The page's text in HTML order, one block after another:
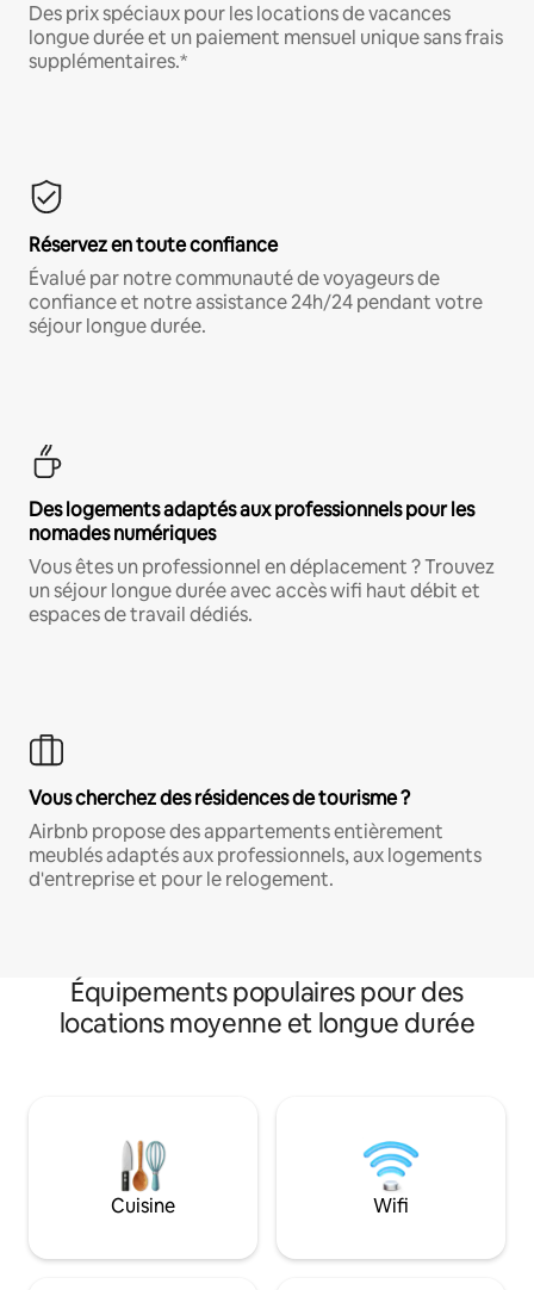
Des prix spéciaux pour les locations de vacances
longue durée et un paiement mensuel unique sans frais
supplémentaires.*
Réservez en toute confiance
Évalué par notre communauté de voyageurs de
confiance et notre assistance 24h/24 pendant votre
séjour longue durée.
Des logements adaptés aux professionnels pour les
nomades numériques
Vous êtes un professionnel en déplacement ? Trouvez
un séjour longue durée avec accès wifi haut débit et
espaces de travail dédiés.
Vous cherchez des résidences de tourisme ?
Airbnb propose des appartements entièrement
meublés adaptés aux professionnels, aux logements
d'entreprise et pour le relogement.
Équipements populaires pour des
locations moyenne et longue durée
Cuisine Wifi